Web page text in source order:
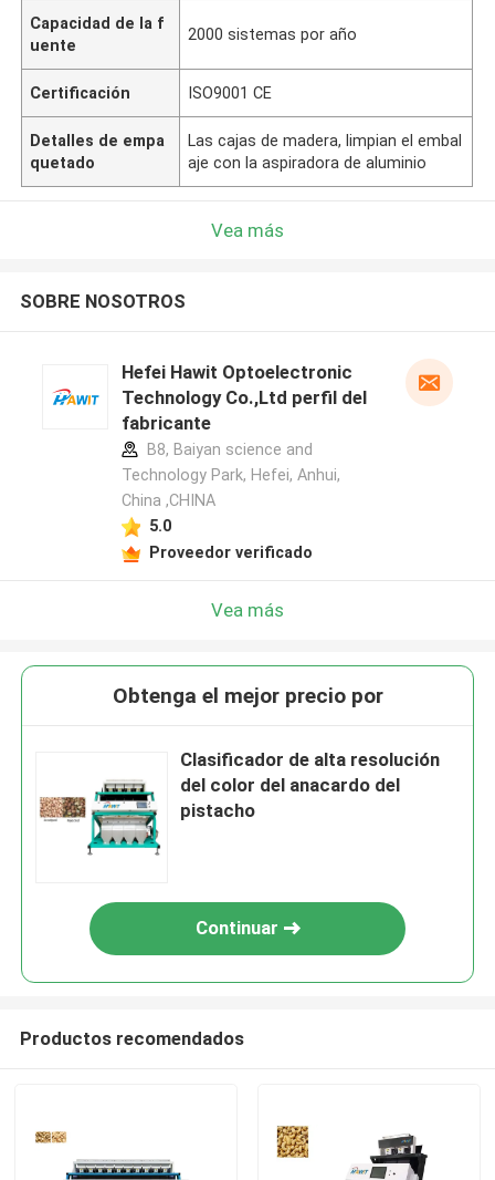
Capacidad de la f
uente
2000 sistemas por año
Certificación ISO9001 CE
Detalles de empa
quetado
Las cajas de madera, limpian el embal
aje con la aspiradora de aluminio
Vea más
SOBRE NOSOTROS
Hefei Hawit Optoelectronic
Technology Co.,Ltd perfil del
fabricante
B8, Baiyan science and
Technology Park, Hefei, Anhui,
China ,CHINA
5.0
Proveedor verificado
Vea más
Obtenga el mejor precio por
Clasificador de alta resolución
del color del anacardo del
pistacho
Continuar
Productos recomendados